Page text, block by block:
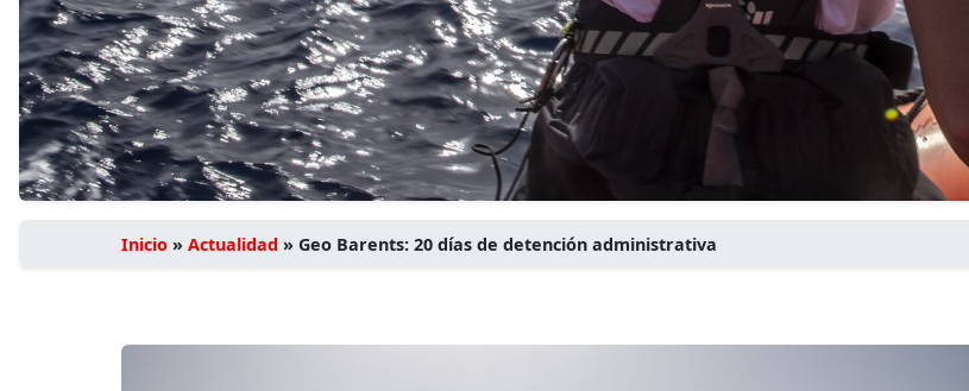
Inicio » Actualidad » Geo Barents: 20 días de detención administrativa